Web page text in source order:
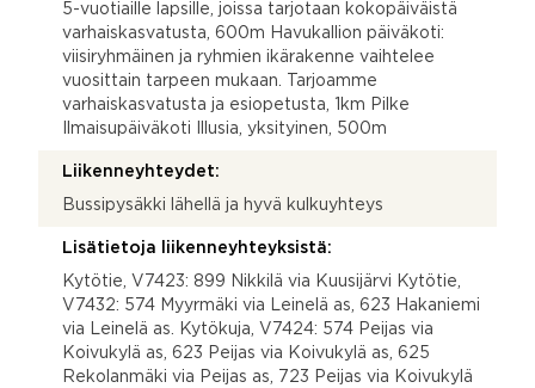
5-vuotiaille lapsille, joissa tarjotaan kokopäiväistä
varhaiskasvatusta, 600m Havukallion päiväkoti:
viisiryhmäinen ja ryhmien ikärakenne vaihtelee
vuosittain tarpeen mukaan. Tarjoamme
varhaiskasvatusta ja esiopetusta, 1km Pilke
Ilmaisupäiväkoti Illusia, yksityinen, 500m
Liikenneyhteydet:
Bussipysäkki lähellä ja hyvä kulkuyhteys
Lisätietoja liikenneyhteyksistä:
Kytötie, V7423: 899 Nikkilä via Kuusijärvi Kytötie,
V7432: 574 Myyrmäki via Leinelä as, 623 Hakaniemi
via Leinelä as. Kytökuja, V7424: 574 Peijas via
Koivukylä as, 623 Peijas via Koivukylä as, 625
Rekolanmäki via Peijas as, 723 Peijas via Koivukylä